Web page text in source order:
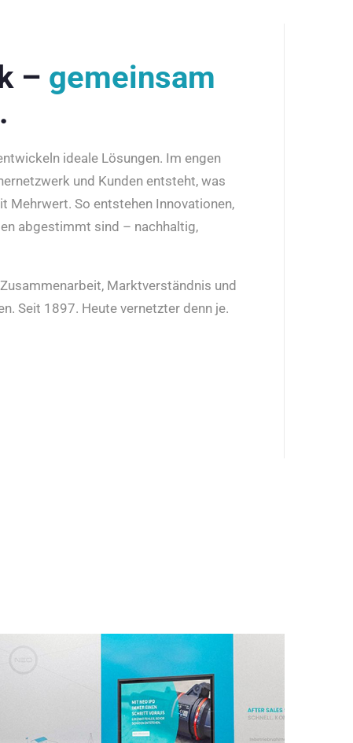
– gemeinsam
ideale Lösungen. Im engen
und Kunden entsteht, was
Mehrwert. So entstehen Innovationen,
abgestimmt sind – nachhaltig,
Marktverständnis und
Seit 1897. Heute vernetzter denn je.